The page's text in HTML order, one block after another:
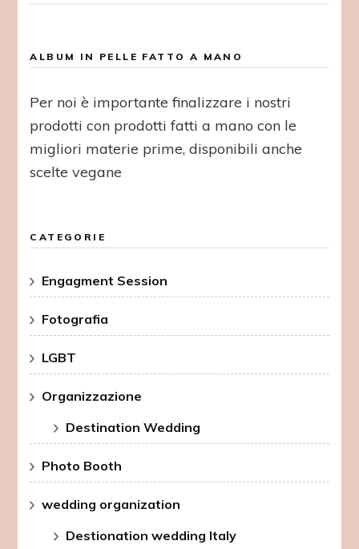
ALBUM IN PELLE FATTO A MANO
Per noi è importante finalizzare i nostri
prodotti con prodotti fatti a mano con le
migliori materie prime, disponibili anche
scelte vegane
CATEGORIE
Engagment Session
Fotografia
LGBT
Organizzazione
Destination Wedding
Photo Booth
wedding organization
Destionation wedding Italy